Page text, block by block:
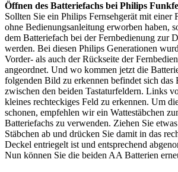
Öffnen des Batteriefachs bei Philips
Sollten Sie ein Philips Fernsehgerät mit einer
ohne Bedienungsanleitung erworben haben,
dem Batteriefach bei der Fernbedienung zur
werden. Bei diesen Philips Generationen
Vorder- als auch der Rückseite der
angeordnet. Und wo kommen jetzt die
folgenden Bild zu erkennen befindet sich das
zwischen den beiden Tastaturfeldern. Links
kleines rechteckiges Feld zu erkennen. Um
schonen, empfehlen wir ein Wattestäbchen
Batteriefachs zu verwenden. Ziehen Sie
Stäbchen ab und drücken Sie damit in das
Deckel entriegelt ist und entsprechend
Nun können Sie die beiden AA Batterien